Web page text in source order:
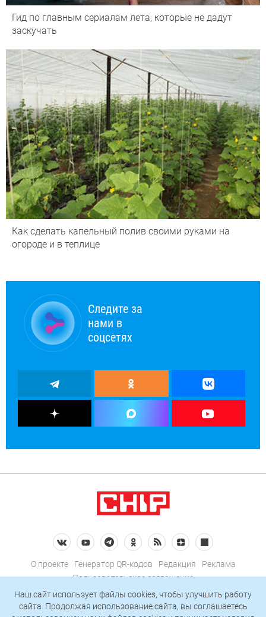
Гид по главным сериалам лета, которые не дадут
заскучать
Как сделать капельный полив своими руками на
огороде и в теплице
Следите за
нами в
соцсетях
О проекте Генератор QR-кодов Редакция
Реклама
Пользовательское соглашение
Политика конфиденциальности
Подписаться на рассылку
Наш сайт использует файлы cookies, чтобы улучшить работу
сайта. Продолжая использование сайта, вы соглашаетесь